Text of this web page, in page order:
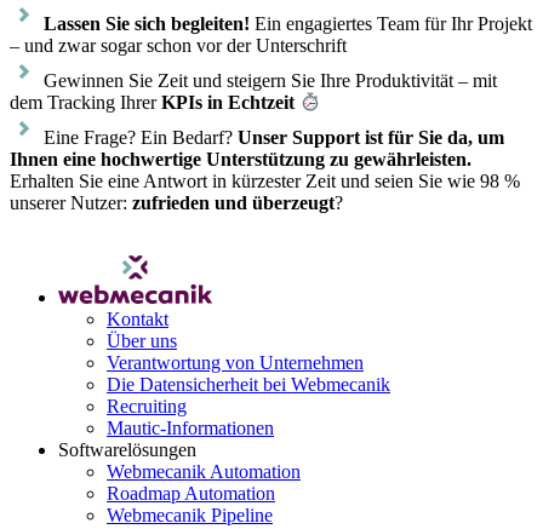
Lassen Sie sich begleiten! Ein engagiertes Team für Ihr Projekt
– und zwar sogar schon vor der Unterschrift
Gewinnen Sie Zeit und steigern Sie Ihre Produktivität – mit
dem Tracking IhrerKPIs in Echtzeit
Eine Frage? Ein Bedarf? Unser Support ist für Sie da, um
Ihnen eine hochwertige Unterstützung zu gewährleisten.
Erhalten Sie eine Antwort in kürzester Zeit und seien Sie wie 98 %
unserer Nutzer: zufrieden und überzeugt?
Kontakt
Über uns
Verantwortung von Unternehmen
Die Datensicherheit bei Webmecanik
Recruiting
Mautic-Informationen
Softwarelösungen
Webmecanik Automation
Roadmap Automation
Webmecanik Pipeline